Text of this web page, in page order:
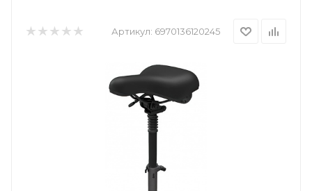
Артикул: 6970136120245